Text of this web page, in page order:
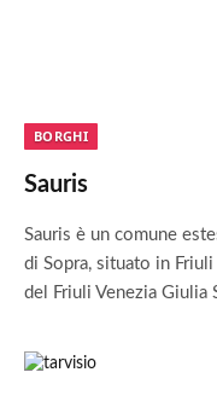
BORGHI
Sauris
Sauris è un comune
di Sopra, situato in
del Friuli Venezia Giulia